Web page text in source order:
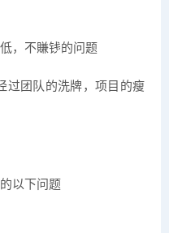
，不賺钱的问题
过团队的洗牌，项目的瘦
以下问题